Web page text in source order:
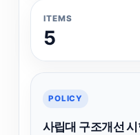
ITEMS
5
POLICY
사립대 구조개선